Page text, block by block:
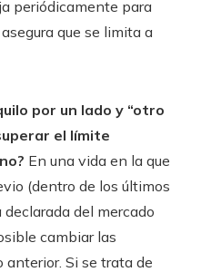
periódicamente para
que se limita a
por un lado y “otro
el límite
En una vida en la que
(dentro de los últimos
del mercado
cambiar las
Si se trata de